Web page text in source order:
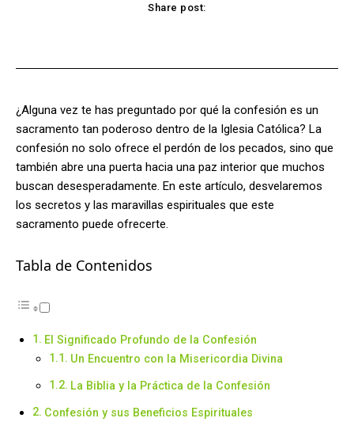
Share post:
¿Alguna vez te has preguntado por qué la confesión es un
sacramento tan poderoso dentro de la Iglesia Católica? La
confesión no solo ofrece el perdón de los pecados, sino que
también abre una puerta hacia una paz interior que muchos
buscan desesperadamente. En este artículo, desvelaremos
los secretos y las maravillas espirituales que este
sacramento puede ofrecerte.
Tabla de Contenidos
El Significado Profundo de la Confesión
Un Encuentro con la Misericordia Divina
La Biblia y la Práctica de la Confesión
Confesión y sus Beneficios Espirituales